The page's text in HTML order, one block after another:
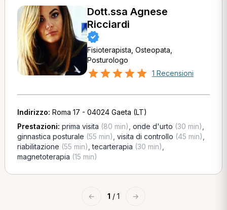
Dott.ssa Agnese
Ricciardi
Fisioterapista, Osteopata,
Posturologo
1 Recensioni
Indirizzo: Roma 17 - 04024 Gaeta (LT)
Prestazioni: prima visita (80 min) onde d'urto (30 min)
ginnastica posturale (55 min) visita di controllo (45 min)
riabilitazione (55 min) ,tecarterapia (30 min)
magnetoterapia (15 min)
← 1 / 1 →